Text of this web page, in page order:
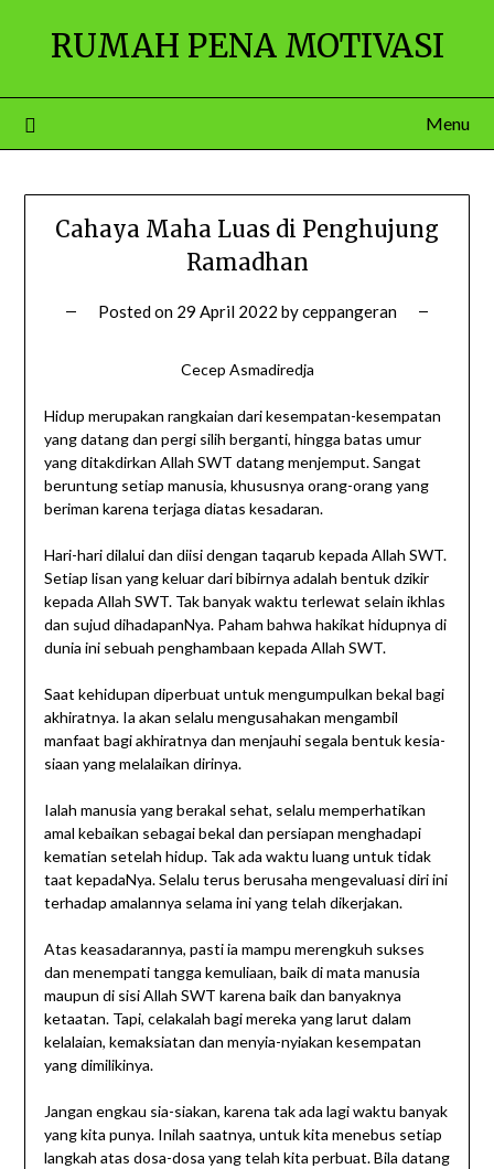
RUMAH PENA MOTIVASI
Menu
Cahaya Maha Luas di Penghujung
Ramadhan
Posted on 29 April 2022 byceppangeran
Cecep Asmadiredja
Hidup merupakan rangkaian dari kesempatan-kesempatan
yang datang dan pergi silih berganti, hingga batas umur
yang ditakdirkan Allah SWT datang menjemput. Sangat
beruntung setiap manusia, khususnya orang-orang yang
beriman karena terjaga diatas kesadaran.
Hari-hari dilalui dan diisi dengan taqarub kepada Allah SWT.
Setiap lisan yang keluar dari bibirnya adalah bentuk dzikir
kepada Allah SWT. Tak banyak waktu terlewat selain ikhlas
dan sujud dihadapanNya. Paham bahwa hakikat hidupnya di
dunia ini sebuah penghambaan kepada Allah SWT.
Saat kehidupan diperbuat untuk mengumpulkan bekal bagi
akhiratnya. Ia akan selalu mengusahakan mengambil
manfaat bagi akhiratnya dan menjauhi segala bentuk kesia-
siaan yang melalaikan dirinya.
Ialah manusia yang berakal sehat, selalu memperhatikan
amal kebaikan sebagai bekal dan persiapan menghadapi
kematian setelah hidup. Tak ada waktu luang untuk tidak
taat kepadaNya. Selalu terus berusaha mengevaluasi diri ini
terhadap amalannya selama ini yang telah dikerjakan.
Atas keasadarannya, pasti ia mampu merengkuh sukses
dan menempati tangga kemuliaan, baik di mata manusia
maupun di sisi Allah SWT karena baik dan banyaknya
ketaatan. Tapi, celakalah bagi mereka yang larut dalam
kelalaian, kemaksiatan dan menyia-nyiakan kesempatan
yang dimilikinya.
Jangan engkau sia-siakan, karena tak ada lagi waktu banyak
yang kita punya. Inilah saatnya, untuk kita menebus setiap
langkah atas dosa-dosa yang telah kita perbuat. Bila datang